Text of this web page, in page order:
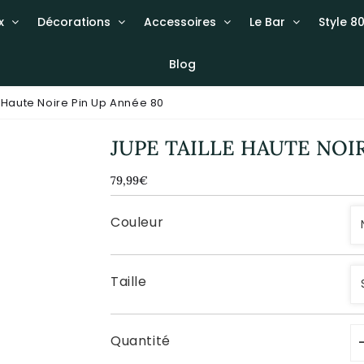
Décorations Accessoires Le Bar Style
Blog
Noire Pin Up Année 80
JUPE TAILLE HAUTE
79,99€
Couleur
Taille
Quantité